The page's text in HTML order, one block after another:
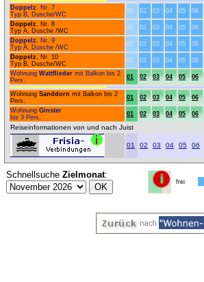
Doppelz. Nr. 7
Typ B, Dusche/WC
01 02 03 04 05 06
Doppelz. Nr. 8
Typ A, Dusche /WC
01 02 03 04 05 06
Doppelz. Nr. 9
Typ A, Dusche /WC
01 02 03 04 05 06
Doppelz. Nr. 10
Typ B, Dusche/WC
01 02 03 04 05 06
Wohnung Wattflieder mit Balkon bis 2
Pers.
01 02 03 04 05 06
Wohnung Sanddorn mit Balkon bis 2
Pers.
01 02 03 04 05 06
Wohnung Ginster
bis 3 Pers.
01 02 03 04 05 06
Reiseinformationen von und nach Juist
01 02 03 04 05 06
Schnellsuche Zielmonat:
frei